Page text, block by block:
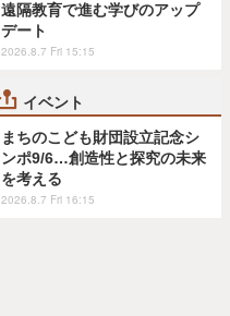
遠隔教育で進む学びのアップ
デート
2026.8.7 Fri 15:15
イベント
まちのこども財団設立記念シ
ンポ9/6…創造性と探究の未来
を考える
2026.8.7 Fri 16:15